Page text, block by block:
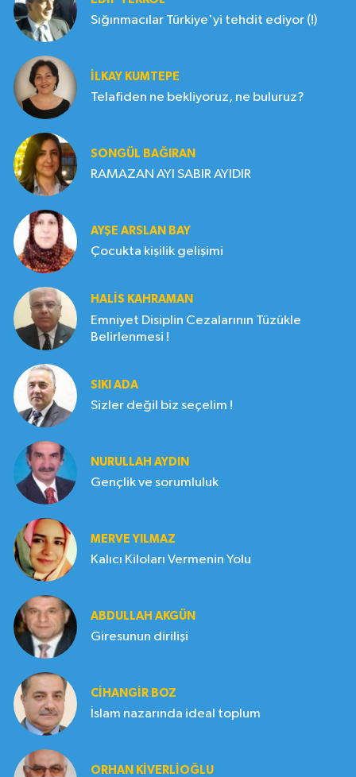
Sığınmacılar Türkiye'yi tehdit ediyor (!)
İLKAY KUMTEPE
Telafiden ne bekliyoruz, ne buluruz?
SONGÜL BAĞIRAN
RAMAZAN AYI SABIR AYIDIR
AYŞE ARSLAN BAY
Çocukta kişilik gelişimi
HALIS KAHRAMAN
Emniyet Disiplin Cezalarının Tüzükle
Belirlenmesi !
SIKI ADA
Sizler değil biz seçelim !
NURULLAH AYDIN
Gençlik ve sorumluluk
MERVE YILMAZ
Kalıcı Kiloları Vermenin Yolu
ABDULLAH AKGÜN
Giresunun dirilişi
CIHANGIR BOZ
İslam nazarında ideal toplum
ORHAN KIVERLIOĞLU